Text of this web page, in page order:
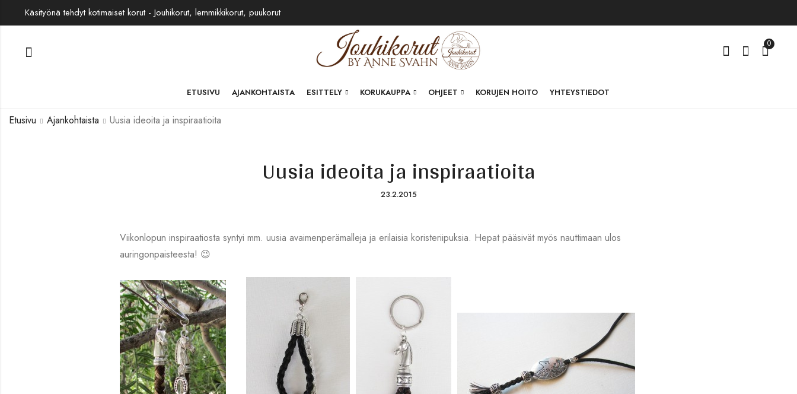
Käsityönä tehdyt kotimaiset korut - Jouhikorut, lemmikkikorut, puukorut
0
ETUSIVU AJANKOHTAISTA ESITTELY KORUKAUPPA OHJEET KORUJEN HOITO YHTEYSTIEDOT
Etusivu Ajankohtaista Uusia ideoita ja inspiraatioita
Uusia ideoita ja inspiraatioita
23.2.2015
Viikonlopun inspiraatiosta syntyi mm. uusia avaimenperämalleja ja erilaisia koristeriipuksia. Hepat pääsivät myös nauttimaan ulos
auringonpaisteesta! 😉